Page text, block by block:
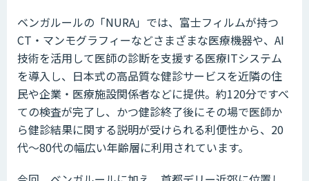
ベンガルールの「NURA」では、富士フィルムが持つ
CT・マンモグラフィーなどさまざまな医療機器や、AI
技術を活用して医師の診断を支援する医療ITシステム
を導入し、日本式の高品質な健診サービスを近隣の住
民や企業・医療施設関係者などに提供。約120分ですべ
ての検査が完了し、かつ健診終了後にその場で医師か
ら健診結果に関する説明が受けられる利便性から、20
代～80代の幅広い年齢層に利用されています。